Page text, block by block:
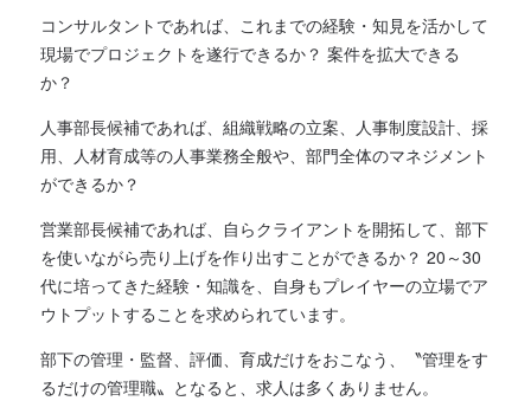
コンサルタントであれば、これまでの経験・知見を活かして
現場でプロジェクトを遂行できるか？ 案件を拡大できる
か？
人事部長候補であれば、組織戦略の立案、人事制度設計、採
用、人材育成等の人事業務全般や、部門全体のマネジメント
ができるか？
営業部長候補であれば、自らクライアントを開拓して、部下
を使いながら売り上げを作り出すことができるか？ 20～30
代に培ってきた経験・知識を、自身もプレイヤーの立場でア
ウトプットすることを求められています。
部下の管理・監督、評価、育成だけをおこなう、〝管理をす
るだけの管理職〟となると、求人は多くありません。